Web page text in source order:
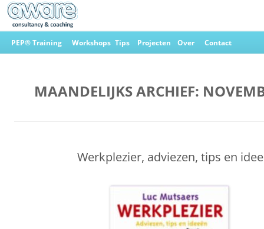
Ga
naar
PEP® Training Workshops Tips Projecten Over Contact
MAANDELIJKS ARCHIEF:
Werkplezier, adviezen, tips en